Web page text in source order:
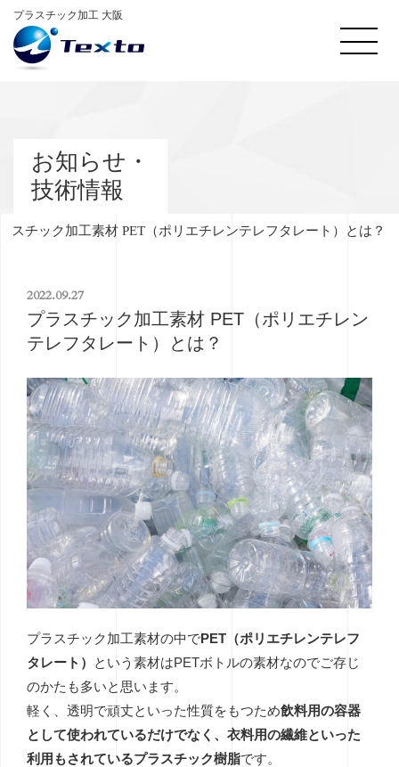
プラスチック加工 大阪
お知らせ・
技術情報
スチック加工素材 PET（ポリエチレンテレフタレート）とは？
2022.09.27
プラスチック加工素材 PET（ポリエチレン
テレフタレート）とは？
プラスチック加工素材の中でPET（ポリエチレンテレフ
タレート）
という素材はPETボトルの素材なのでご存じ
のかたも多いと思います。
軽く、透明で頑丈といった性質をもつため飲料用の容器
として使われているだけでなく、衣料用の繊維といった
利用もされているプラスチック樹脂です。